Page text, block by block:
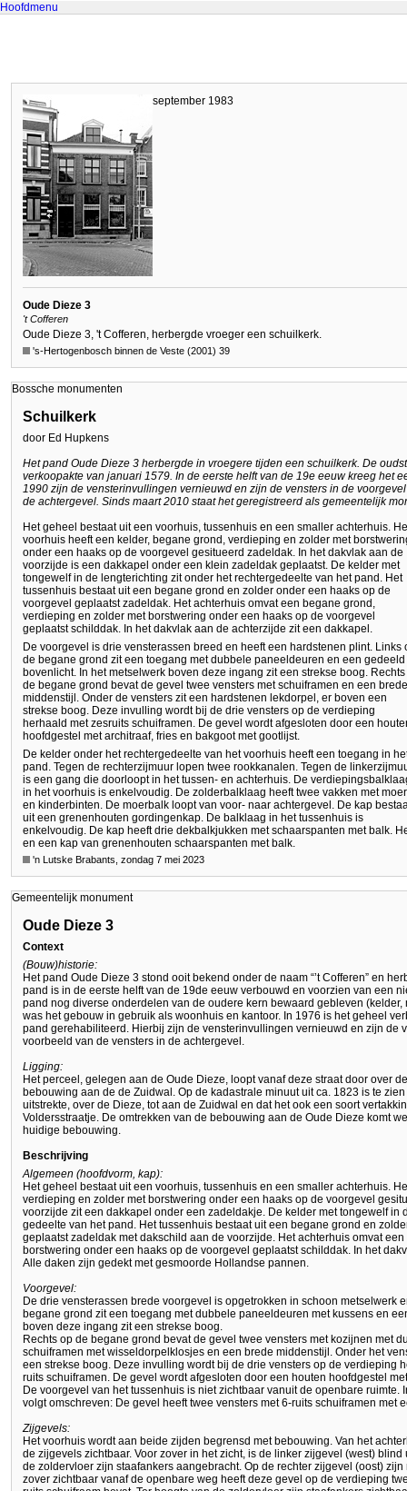
Hoofdmenu
september 1983
Oude Dieze 3
't Cofferen
Oude Dieze 3, 't Cofferen, herbergde vroeger een schuilkerk.
's-Hertogenbosch binnen de Veste (2001) 39
Bossche monumenten
Schuilkerk
door Ed Hupkens
Het pand Oude Dieze 3 herbergde in vroegere tijden een schuilkerk. De
verkoopakte van januari 1579. In de eerste helft van de 19e eeuw kreeg het
1990 zijn de vensterinvullingen vernieuwd en zijn de vensters in de
de achtergevel. Sinds maart 2010 staat het geregistreerd als gemeentelijk
Het geheel bestaat uit een voorhuis, tussenhuis en een smaller achterhuis.
voorhuis heeft een kelder, begane grond, verdieping en zolder met
onder een haaks op de voorgevel gesitueerd zadeldak. In het dakvlak aan de
voorzijde is een dakkapel onder een klein zadeldak geplaatst. De kelder met
tongewelf in de lengterichting zit onder het rechtergedeelte van het pand. Het
tussenhuis bestaat uit een begane grond en zolder onder een haaks op de
voorgevel geplaatst zadeldak. Het achterhuis omvat een begane grond,
verdieping en zolder met borstwering onder een haaks op de voorgevel
geplaatst schilddak. In het dakvlak aan de achterzijde zit een dakkapel.
De voorgevel is drie vensterassen breed en heeft een hardstenen plint. Links
de begane grond zit een toegang met dubbele paneeldeuren en een gedeeld
bovenlicht. In het metselwerk boven deze ingang zit een strekse boog.
de begane grond bevat de gevel twee vensters met schuiframen en een brede
middenstijl. Onder de vensters zit een hardstenen lekdorpel, er boven een
strekse boog. Deze invulling wordt bij de drie vensters op de verdieping
herhaald met zesruits schuiframen. De gevel wordt afgesloten door een
hoofdgestel met architraaf, fries en bakgoot met gootlijst.
De kelder onder het rechtergedeelte van het voorhuis heeft een toegang in
pand. Tegen de rechterzijmuur lopen twee rookkanalen. Tegen de
is een gang die doorloopt in het tussen- en achterhuis. De
in het voorhuis is enkelvoudig. De zolderbalklaag heeft twee vakken met
en kinderbinten. De moerbalk loopt van voor- naar achtergevel. De kap
uit een grenenhouten gordingenkap. De balklaag in het tussenhuis is
enkelvoudig. De kap heeft drie dekbalkjukken met schaarspanten met balk.
en een kap van grenenhouten schaarspanten met balk.
'n Lutske Brabants, zondag 7 mei 2023
Gemeentelijk monument
Oude Dieze 3
Context
(Bouw)historie:
Het pand Oude Dieze 3 stond ooit bekend onder de naam “’t Cofferen” en
pand is in de eerste helft van de 19de eeuw verbouwd en voorzien van een
pand nog diverse onderdelen van de oudere kern bewaard gebleven
was het gebouw in gebruik als woonhuis en kantoor. In 1976 is het geheel
pand gerehabiliteerd. Hierbij zijn de vensterinvullingen vernieuwd en zijn de
voorbeeld van de vensters in de achtergevel.
Ligging:
Het perceel, gelegen aan de Oude Dieze, loopt vanaf deze straat door over
bebouwing aan de de Zuidwal. Op de kadastrale minuut uit ca. 1823 is te
uitstrekte, over de Dieze, tot aan de Zuidwal en dat het ook een soort
Voldersstraatje. De omtrekken van de bebouwing aan de Oude Dieze komt
huidige bebouwing.
Beschrijving
Algemeen (hoofdvorm, kap):
Het geheel bestaat uit een voorhuis, tussenhuis en een smaller achterhuis.
verdieping en zolder met borstwering onder een haaks op de voorgevel
voorzijde zit een dakkapel onder een zadeldakje. De kelder met tongewelf in
gedeelte van het pand. Het tussenhuis bestaat uit een begane grond en
geplaatst zadeldak met dakschild aan de voorzijde. Het achterhuis omvat
borstwering onder een haaks op de voorgevel geplaatst schilddak. In het
Alle daken zijn gedekt met gesmoorde Hollandse pannen.
Voorgevel:
De drie vensterassen brede voorgevel is opgetrokken in schoon metselwerk
begane grond zit een toegang met dubbele paneeldeuren met kussens en
boven deze ingang zit een strekse boog.
Rechts op de begane grond bevat de gevel twee vensters met kozijnen met
schuiframen met wisseldorpelklosjes en een brede middenstijl. Onder het
een strekse boog. Deze invulling wordt bij de drie vensters op de verdieping
ruits schuiframen. De gevel wordt afgesloten door een houten hoofdgestel
De voorgevel van het tussenhuis is niet zichtbaar vanuit de openbare
volgt omschreven: De gevel heeft twee vensters met 6-ruits schuiframen met
Zijgevels:
Het voorhuis wordt aan beide zijden begrensd met bebouwing. Van het
de zijgevels zichtbaar. Voor zover in het zicht, is de linker zijgevel (west)
de zoldervloer zijn staafankers aangebracht. Op de rechter zijgevel (oost)
zover zichtbaar vanaf de openbare weg heeft deze gevel op de verdieping